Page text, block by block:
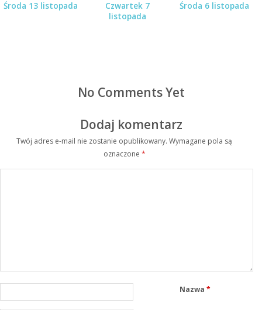
Środa 13 listopada
Czwartek 7
listopada
Środa 6 listopada
No Comments Yet
Dodaj komentarz
Twój adres e-mail nie zostanie opublikowany. Wymagane pola są
oznaczone *
Nazwa*